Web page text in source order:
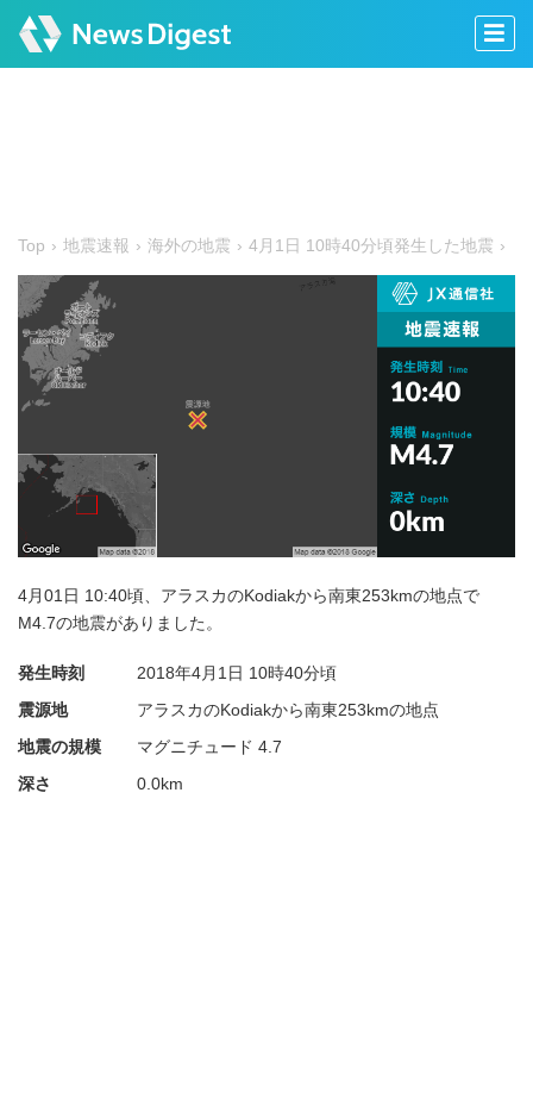
Top 地震速報 海外の地震 4月1日 10時40分頃発生した地震
4月01日 10:40頃、アラスカのKodiakから南東253kmの地点で
M4.7の地震がありました。
発生時刻 2018年4月1日 10時40分頃
震源地
アラスカのKodiakから南東253kmの地点
地震の規模
マグニチュード 4.7
深さ
0.0km